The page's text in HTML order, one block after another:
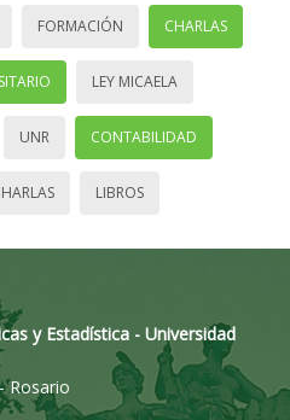
FORMACIÓN CHARLAS
LEY MICAELA
UNR CONTABILIDAD
LIBROS
y Estadística - Universidad
Rosario